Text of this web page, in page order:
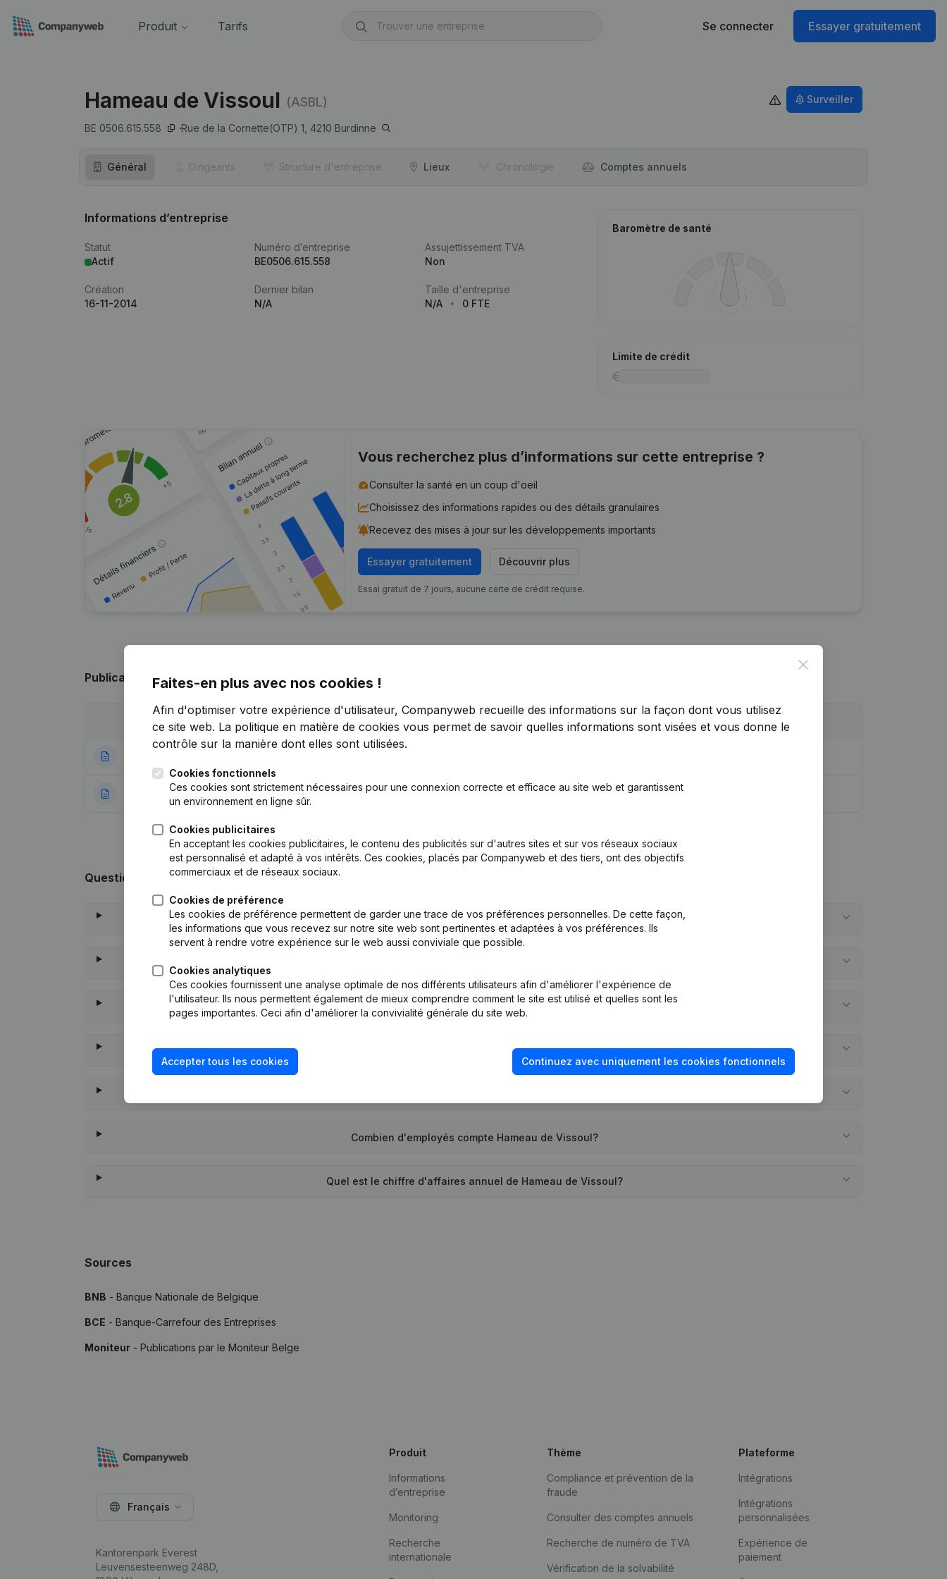
Produit Tarifs Se connecter Essayer gratuitement
Hameau de Vissoul (ASBL)
BE 0506.615.558 Rue de la Cornette(OTP) 1, 4210 Burdinne
Surveiller
Général Dirigeants Structure d'entreprise Lieux Chronologie Comptes annuels
Informations d’entreprise
Statut
Actif
Numéro d’entreprise
BE0506.615.558
Assujettissement TVA
Non
Création
16-11-2014
Dernier bilan
N/A
Taille d'entreprise
N/A
0 FTE
Baromètre de santé
Limite de crédit
Vous recherchez plus d’informations sur cette entreprise ?
Consulter la santé en un coup d'oeil
Choisissez des informations rapides ou des détails granulaires
Recevez des mises à jour sur les développements importants
Essayer gratuitement Découvrir plus
Essai gratuit de 7 jours, aucune carte de crédit requise.
Publicationsde Hameau de Vissoul
Publication
17-12-2014 Rubrique Constitution (Nouvelle Personne Morale, Ouverture Succursale, etc...)
Questions fréquemment posées
Quel est le numéro d'entreprise de Hameau de Vissoul?
Quand la société Hameau de Vissoul a-t-elle été créée?
Quelle est l'adresse de Hameau de Vissoul?
Combien d'employés compte Hameau de Vissoul?
Quel est le chiffre d'affaires annuel de Hameau de Vissoul?
Sources
BNB - Banque Nationale de Belgique
BCE - Banque-Carrefour des Entreprises
Moniteur - Publications par le Moniteur Belge
Close
Faites-en plus avec nos cookies !
Afin d'optimiser votre expérience d'utilisateur, Companyweb recueille des informations sur la façon dont vous utilisez
ce site web. La politique en matière de cookies vous permet de savoir quelles informations sont visées et vous donne le
contrôle sur la manière dont elles sont utilisées.
Cookies fonctionnels
Ces cookies sont strictement nécessaires pour une connexion correcte et efficace au site web et garantissent
un environnement en ligne sûr.
Cookies publicitaires
En acceptant les cookies publicitaires, le contenu des publicités sur d'autres sites et sur vos réseaux sociaux
est personnalisé et adapté à vos intérêts. Ces cookies, placés par Companyweb et des tiers, ont des objectifs
commerciaux et de réseaux sociaux.
Cookies de préférence
Les cookies de préférence permettent de garder une trace de vos préférences personnelles. De cette façon,
les informations que vous recevez sur notre site web sont pertinentes et adaptées à vos préférences. Ils
servent à rendre votre expérience sur le web aussi conviviale que possible.
Cookies analytiques
Ces cookies fournissent une analyse optimale de nos différents utilisateurs afin d'améliorer l'expérience de
l'utilisateur. Ils nous permettent également de mieux comprendre comment le site est utilisé et quelles sont les
pages importantes. Ceci afin d'améliorer la convivialité générale du site web.
Accepter tous les cookies Continuez avec uniquement les cookies fonctionnels
Français
Kantorenpark Everest
Leuvensesteenweg 248D,
Produit
Informations
d’entreprise
Monitoring
Recherche
internationale
Thème
Compliance et prévention de la
fraude
Consulter des comptes annuels
Recherche de numéro de TVA
Vérification de la solvabilité
Plateforme
Intégrations
Intégrations
personnalisées
Expérience de
paiement